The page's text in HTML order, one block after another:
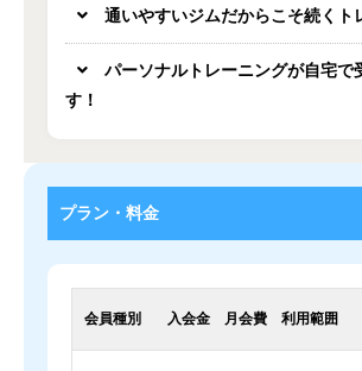
通いやすいジムだからこそ続くト
パーソナルトレーニングが自宅で
す！
プラン・料金
会員種別 入会金 月会費 利用範囲